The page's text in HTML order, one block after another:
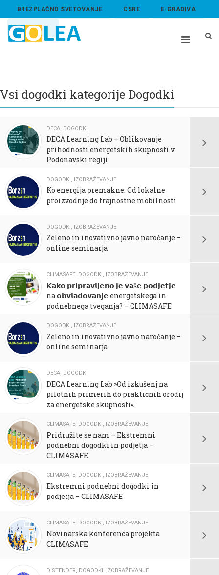
BREZPLAČNO SVETOVANJE CSRE E-GRADIVA
ABOUT US
Vsi dogodki kategorije Dogodki
DECA, DOGODKI
DECA Learning Lab – Oblikovanje
prihodnosti energetskih skupnosti v
Podonavski regiji
DOGODKI, IZOBRAŽEVANJE
Ko energija premakne: Od lokalne
proizvodnje do trajnostne mobilnosti
DOGODKI, IZOBRAŽEVANJE
Zeleno in inovativno javno naročanje –
online seminarja
CLIMASAFE, DOGODKI, IZOBRAŽEVANJE
𝗞𝗮𝗸𝗼 𝗽𝗿𝗶𝗽𝗿𝗮𝘃𝗹𝗷𝗲𝗻𝗼 𝗷𝗲 𝘃𝗮š𝗲 𝗽𝗼𝗱𝗷𝗲𝘁𝗷𝗲
na 𝗼𝗯𝘃𝗹𝗮𝗱𝗼𝘃𝗮𝗻𝗷𝗲 energetskega in
podnebnega tveganja? – CLIMASAFE
DOGODKI, IZOBRAŽEVANJE
Zeleno in inovativno javno naročanje –
online seminarja
DECA, DOGODKI
DECA Learning Lab »Od izkušenj na
pilotnih primerih do praktičnih orodij
za energetske skupnosti«
CLIMASAFE, DOGODKI, IZOBRAŽEVANJE
Pridružite se nam – Ekstremni
podnebni dogodki in podjetja –
CLIMASAFE
CLIMASAFE, DOGODKI, IZOBRAŽEVANJE
Ekstremni podnebni dogodki in
podjetja – CLIMASAFE
CLIMASAFE, DOGODKI, IZOBRAŽEVANJE
Novinarska konferenca projekta
CLIMASAFE
DISTENDER, DOGODKI, IZOBRAŽEVANJE